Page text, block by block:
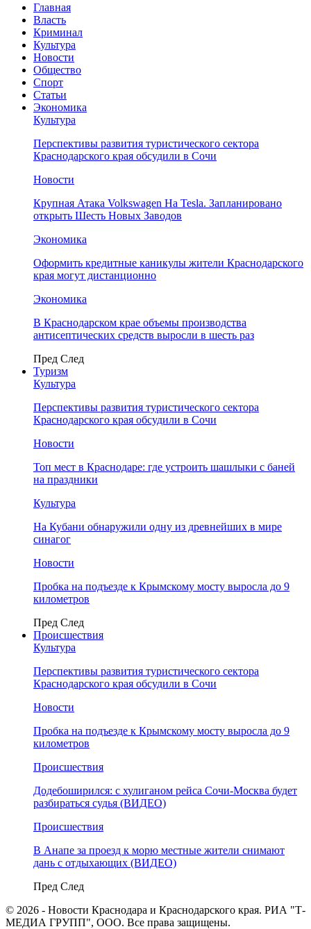
Главная
Власть
Криминал
Культура
Новости
Общество
Спорт
Статьи
Экономика
Культура
Перспективы развития туристического сектора
Краснодарского края обсудили в Сочи
Новости
Крупная Атака Volkswagen На Tesla. Запланировано
открыть Шесть Новых Заводов
Экономика
Оформить кредитные каникулы жители Краснодарского
края могут дистанционно
Экономика
В Краснодарском крае объемы производства
антисептических средств выросли в шесть раз
Пред След
Туризм
Культура
Перспективы развития туристического сектора
Краснодарского края обсудили в Сочи
Новости
Топ мест в Краснодаре: где устроить шашлыки с баней
на праздники
Культура
На Кубани обнаружили одну из древнейших в мире
синагог
Новости
Пробка на подъезде к Крымскому мосту выросла до 9
километров
Пред След
Происшествия
Культура
Перспективы развития туристического сектора
Краснодарского края обсудили в Сочи
Новости
Пробка на подъезде к Крымскому мосту выросла до 9
километров
Происшествия
Додебоширился: с хулиганом рейса Сочи-Москва будет
разбираться судья (ВИДЕО)
Происшествия
В Анапе за проезд к морю местные жители снимают
дань с отдыхающих (ВИДЕО)
Пред След
© 2026 - Новости Краснодара и Краснодарского края. РИА "Т-
МЕДИА ГРУПП", ООО. Все права защищены.